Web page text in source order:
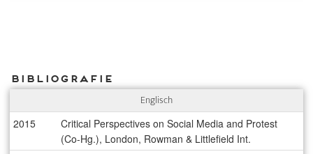
Bibliografie
Englisch
2015
Critical Perspectives on Social Media and Protest
(Co-Hg.), London, Rowman & Littlefield Int.